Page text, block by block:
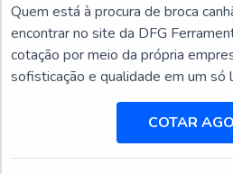
Quem está à procura de broca
encontrar no site da DFG
cotação por meio da própria
sofisticação e qualidade em um só
broca canhão preço acessível, com
Ferramentas o cliente encontrará
com setor exclusivo de assistência
necessidade de cada
COTAR